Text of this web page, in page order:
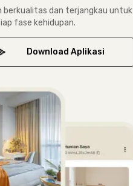
berkualitas dan terjangkau untuk
fase kehidupan.
Download Aplikasi